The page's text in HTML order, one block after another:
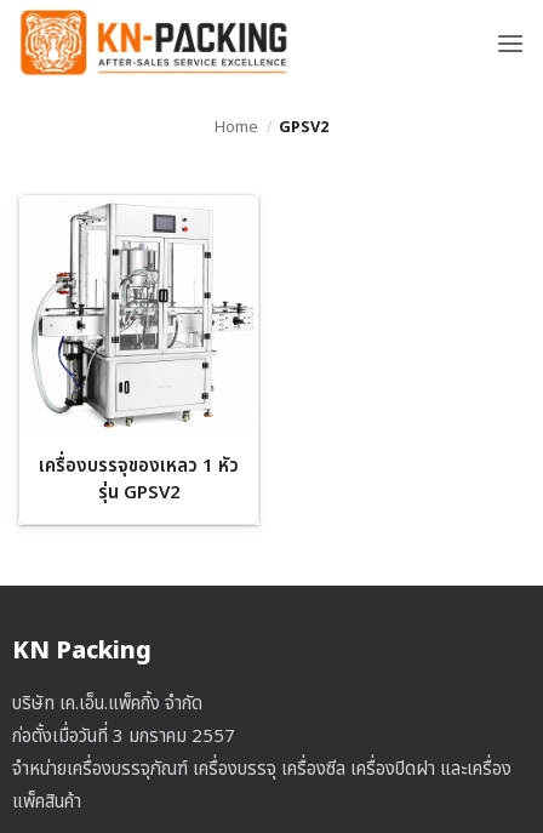
ข้าม
ยัง
Home / GPSV2
เครื่องบรรจุของเหลว 1 หัว
รุ่น GPSV2
KN Packing
บริษัท เค.เอ็น.แพ็คกิ้ง จำกัด
ก่อตั้งเมื่อวันที่ 3 มกราคม 2557
จำหน่ายเครื่องบรรจุภัณฑ์ เครื่องบรรจุ เครื่องซีล เครื่องปิดฝา และเครื่อง
แพ็คสินค้า